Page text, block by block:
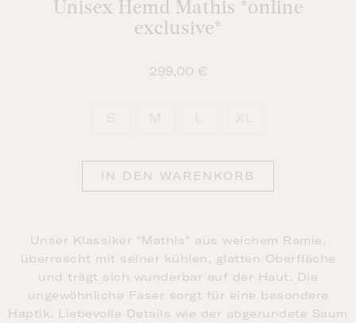
Unisex Hemd Mathis *online
exclusive*
299,00 €
IN DEN WARENKORB
Unser Klassiker "Mathis" aus weichem Ramie,
überrascht mit seiner kühlen, glatten Oberfläche
und trägt sich wunderbar auf der Haut. Die
ungewöhnliche Faser sorgt für eine besondere
Haptik. Liebevolle Details wie der abgerundete Saum